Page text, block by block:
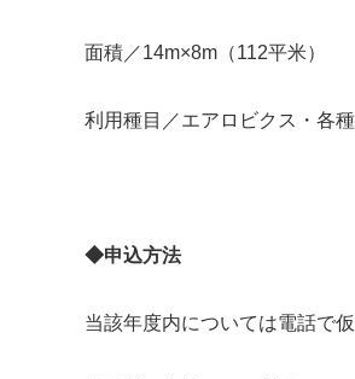
面積／14m×8m（112平米）
利用種目／エアロビクス・各
◆申込方法
当該年度内については電話で